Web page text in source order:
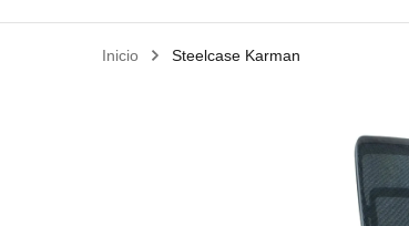
Inicio Steelcase Karman